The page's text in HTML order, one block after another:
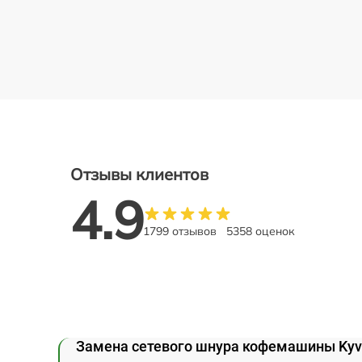
Отзывы клиентов
4.91799 отзывов 5358 оценок
Замена сетевого шнура кофемашины